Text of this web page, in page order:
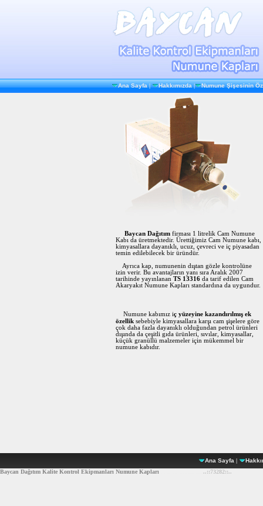
Ana Sayfa| Hakkımızda| Numune Şişesinin
Baycan Dağıtım firması 1 litrelik Cam Numune
Kabı da üretmektedir. Ürettiğimiz Cam Numune kabı,
kimyasallara dayanıklı, ucuz, çevreci ve iç piyasadan
temin edilebilecek bir üründür.
Ayrıca kap, numunenin dıştan gözle kontrolüne
izin verir. Bu avantajların yanı sıra Aralık 2007
tarihinde yayınlanan TS 13316 da tarif edilen Cam
Akaryakıt Numune Kapları standardına da uygundur.
Numune kabımız iç yüzeyine kazandırılmış ek
özellik sebebiyle kimyasallara karşı cam şişelere göre
çok daha fazla dayanıklı olduğundan petrol ürünleri
dışında da çeşitli gıda ürünleri, sıvılar, kimyasallar,
küçük granüllü malzemeler için mükemmel bir
numune kabıdır.
Ana Sayfa |
Baycan Dağıtım Kalite Kontrol Ekipmanları Numune Kapları
..::73282::..